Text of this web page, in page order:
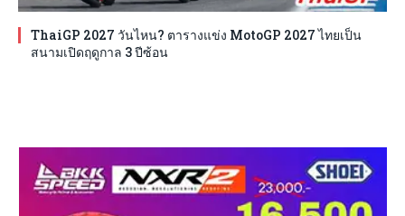
ThaiGP 2027 วันไหน? ตารางแข่ง MotoGP 2027 ไทยเป็น
สนามเปิดฤดูกาล 3 ปีซ้อน